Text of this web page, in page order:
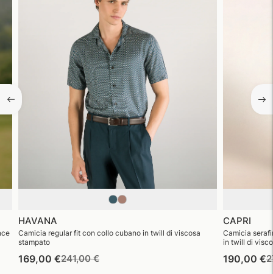
HAVANA
Camicia regular fit con collo cubano in twill di viscosa
stampato
169,00 €Prezzo
241,00 €Prezzo
CAPRI
Camicia
in twill di
190,00 €